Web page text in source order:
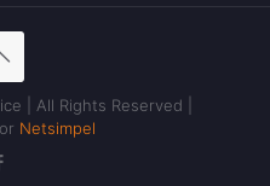
| All Rights Reserved |
Netsimpel